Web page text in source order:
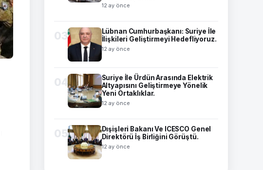
12 ay önce
03
Lübnan Cumhurbaşkanı: Suriye İle
İlişkileri Geliştirmeyi Hedefliyoruz.
12 ay önce
04
Suriye İle Ürdün Arasında Elektrik
Altyapısını Geliştirmeye Yönelik
Yeni Ortaklıklar.
12 ay önce
05
Dışişleri Bakanı Ve ICESCO Genel
Direktörü İş Birliğini Görüştü.
12 ay önce